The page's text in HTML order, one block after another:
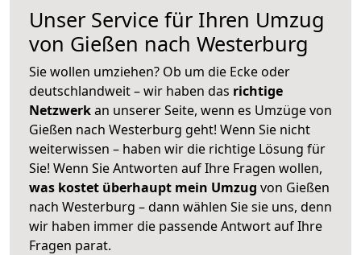
Unser Service für Ihren Umzug
von Gießen nach Westerburg
Sie wollen umziehen? Ob um die Ecke oder
deutschlandweit – wir haben das richtige
Netzwerkan unserer Seite, wenn es Umzüge von
Gießen nach Westerburg geht! Wenn Sie nicht
weiterwissen – haben wir die richtige Lösung für
Sie! Wenn Sie Antworten auf Ihre Fragen wollen,
was kostet überhaupt mein Umzug von Gießen
nach Westerburg – dann wählen Sie sie uns, denn
wir haben immer die passende Antwort auf Ihre
Fragen parat.